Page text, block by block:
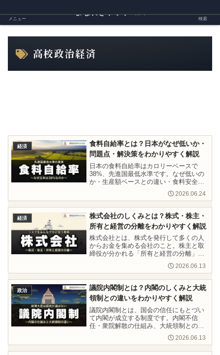
高校政治経済
経済
食料自給率とは？日本がなぜ低いか・
問題点・解決策をわかりやすく解説
日本の食料自給率はカロリーベースで
38%、先進国最低水準です。なぜ低いの
か・生産額ベースとの違い・食料安全保
障リスク・2030年目標と解決策まで、公
共・政治経済の試験対策にも使えるよう
2026.06.24
経済
株式会社のしくみとは？株式・株主・
所有と経営の分離をわかりやすく解説
株式会社とは、株式を発行して多くの人
からお金を集める会社のこと。株主と取
締役が分かれる「所有と経営の分離」や
有限責任のしくみを、東インド会社・渋
沢栄一など歴史の成り立ちまで中学生に
2026.06.13
政治
議院内閣制とは？内閣のしくみと大統
領制との違いをわかりやすく解説
議院内閣制とは、国会の信任にもとづい
て内閣が成立する制度です。内閣不信
任・衆院解散の仕組み、大統領制との違
い、テスト対策ポイントをわかりやすく
2026.06.13
メニュー 検索